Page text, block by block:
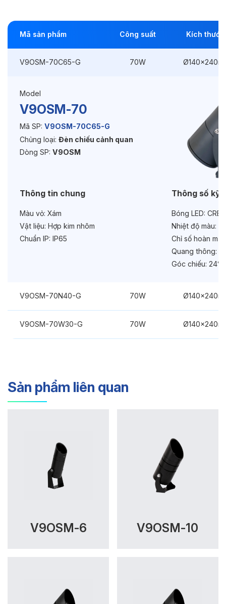
Điều hướng:
Có chỉnh hướng
Kích thướcØ140x240mm
Độ bền & tùy chọn mở rộng
Tuổi thọ:>30000h
Bảo hành:3 năm
Mã sản phẩm Công suất Kích thước
V9OSM-70C65-G 70W
Model
V9OSM-70
Mã SP: V9OSM-70C65-G
Chủng loại: Đèn chiếu cảnh quan
Dòng SP: V9OSM
Thông tin chung
Màu vỏ: Xám
Vật liệu: Hợp kim nhôm
Chuẩn IP: IP65
Thông số kỹ
Bóng LED:
Nhiệt độ màu:
Chỉ số hoàn
Quang thông:
Góc chiếu: 24°
V9OSM-70N40-G 70W
V9OSM-70W30-G 70W
Sản phẩm liên quan
V9OSM-6 V9OSM-10